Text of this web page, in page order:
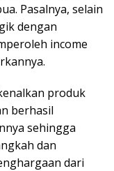
Pasalnya, selain
dengan
income
produk
berhasil
sehingga
dan
dari